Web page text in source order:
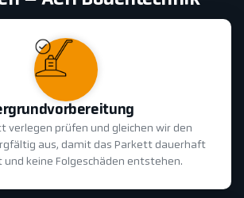
verlegen prüfen und gleichen wir den
aus, damit das Parkett dauerhaft
und keine Folgeschäden entstehen.